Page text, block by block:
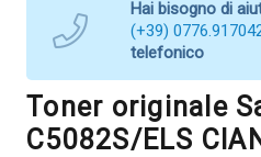
Hai bisogno di
(+39)
telefonico
Toner originale
C5082S/ELS